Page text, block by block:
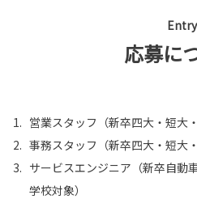
Entry
応募に
1. 営業スタッフ（新卒四大・短大
2. 事務スタッフ（新卒四大・短大
3. サービスエンジニア（新卒自動
学校対象）